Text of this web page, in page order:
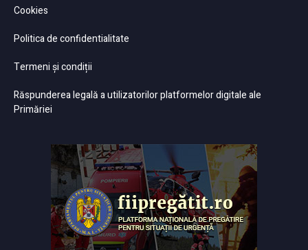
Cookies
Politica de confidentialitate
Termeni și condiții
Răspunderea legală a utilizatorilor platformelor digitale ale
Primăriei